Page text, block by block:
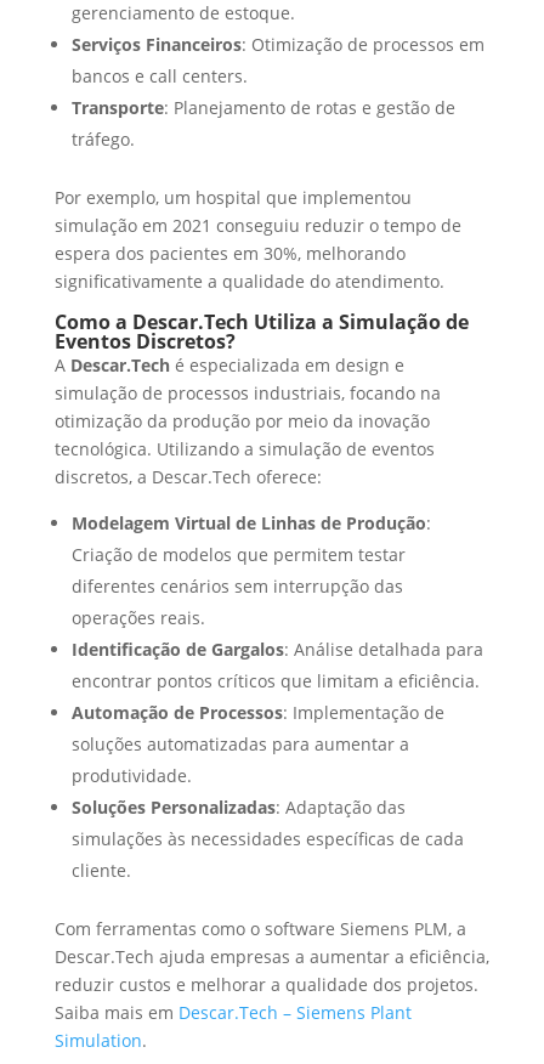
gerenciamento de estoque.
Serviços Financeiros: Otimização de processos em
bancos e call centers.
Transporte: Planejamento de rotas e gestão de
tráfego.
Por exemplo, um hospital que implementou
simulação em 2021 conseguiu reduzir o tempo de
espera dos pacientes em 30%, melhorando
significativamente a qualidade do atendimento.
Como a Descar.Tech Utiliza a Simulação de
Eventos Discretos?
A Descar.Teché especializada em design e
simulação de processos industriais, focando na
otimização da produção por meio da inovação
tecnológica. Utilizando a simulação de eventos
discretos, a Descar.Tech oferece:
Modelagem Virtual de Linhas de Produção:
Criação de modelos que permitem testar
diferentes cenários sem interrupção das
operações reais.
Identificação de Gargalos: Análise detalhada para
encontrar pontos críticos que limitam a eficiência.
Automação de Processos: Implementação de
soluções automatizadas para aumentar a
produtividade.
Soluções Personalizadas: Adaptação das
simulações às necessidades específicas de cada
cliente.
Com ferramentas como o software Siemens PLM, a
Descar.Tech ajuda empresas a aumentar a eficiência,
reduzir custos e melhorar a qualidade dos projetos.
Saiba mais em Descar.Tech – Siemens Plant
Simulation.